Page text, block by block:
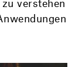
verstehen